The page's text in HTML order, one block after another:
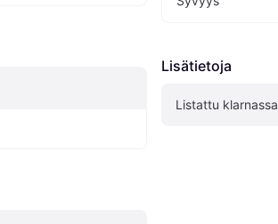
Lisätietoja
Listattu klarnassa